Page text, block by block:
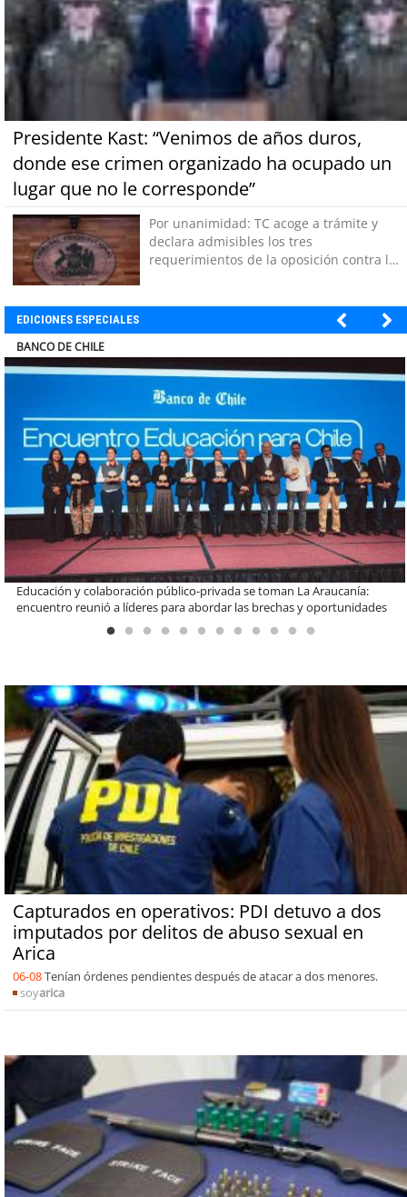
Presidente Kast: “Venimos de años duros,
donde ese crimen organizado ha ocupado un
lugar que no le corresponde”
Por unanimidad: TC acoge a trámite y
declara admisibles los tres
requerimientos de la oposición contra la
EDICIONES ESPECIALES
COLEGIO RÍO LOA
Llaman a interiorizarse de los programas de estudios para postular
informado al SAE
Capturados en operativos: PDI detuvo a dos
imputados por delitos de abuso sexual en
Arica
06-08Tenían órdenes pendientes después de atacar a dos menores.
soyarica